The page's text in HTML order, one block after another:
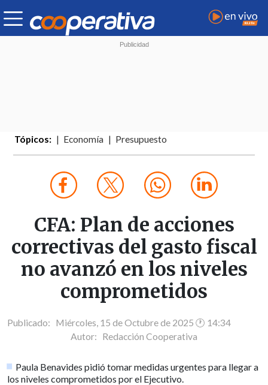
Tópicos: Economía Presupuesto
CFA: Plan de acciones
correctivas del gasto fiscal
no avanzó en los niveles
comprometidos
Publicado: Miércoles, 15 de Octubre de 2025 🕐 14:34
Autor: Redacción Cooperativa
Paula Benavides pidió tomar medidas urgentes para llegar a
los niveles comprometidos por el Ejecutivo.